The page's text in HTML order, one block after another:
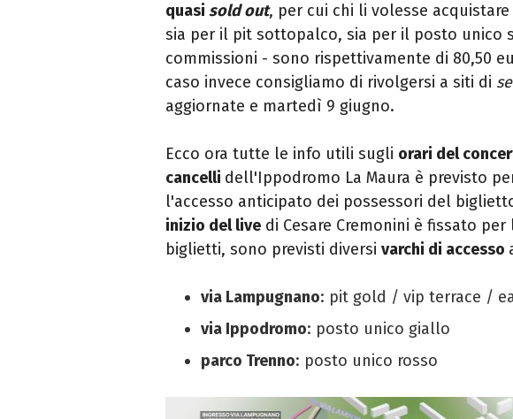
quasi sold out, per cui chi li volesse
sia per il pit sottopalco, sia per il posto unico
commissioni - sono rispettivamente di 80,50
caso invece consigliamo di rivolgersi a siti di
aggiornate e martedì 9 giugno.
Ecco ora tutte le info utili sugli orari del
cancelli dell'Ippodromo La Maura è previsto
l'accesso anticipato dei possessori del
inizio del live di Cesare Cremonini è fissato per
biglietti, sono previsti diversi varchi di accesso
via Lampugnano: pit gold / vip terrace /
via Ippodromo: posto unico giallo
parco Trenno: posto unico rosso